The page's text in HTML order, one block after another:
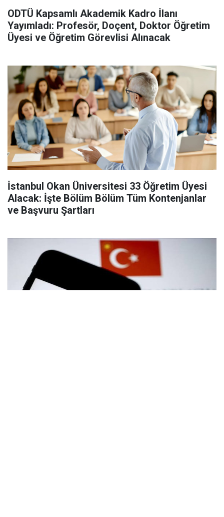
ODTÜ Kapsamlı Akademik Kadro İlanı
Yayımladı: Profesör, Doçent, Doktor Öğretim
Üyesi ve Öğretim Görevlisi Alınacak
İstanbul Okan Üniversitesi 33 Öğretim Üyesi
Alacak: İşte Bölüm Bölüm Tüm Kontenjanlar
ve Başvuru Şartları